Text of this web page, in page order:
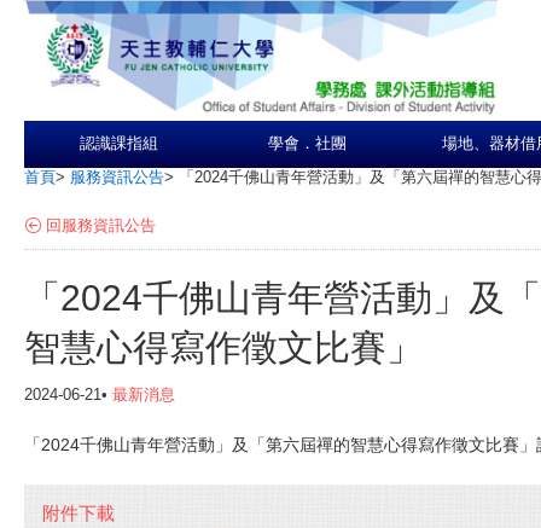
認識課指組 學會．社團 場地、器材借
首頁> 服務資訊公告> 「2024千佛山青年營活動」及「第六屆禪的智慧心
回服務資訊公告
「2024千佛山青年營活動」及
智慧心得寫作徵文比賽」
2024-06-21• 最新消息
「2024千佛山青年營活動」及「第六屆禪的智慧心得寫作徵文比賽
附件下載